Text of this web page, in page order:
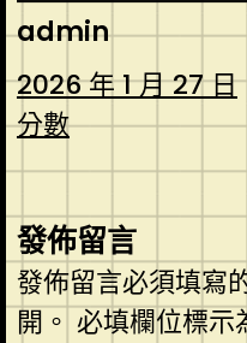
admin
2026 年 1 月 27 日
分數
發佈留言
發佈留言必須填寫
開。 必填欄位標示